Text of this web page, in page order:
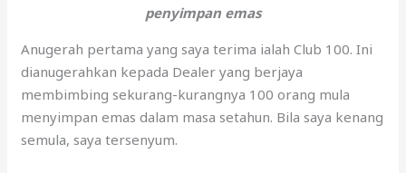
penyimpan emas
Anugerah pertama yang saya terima ialah Club 100. Ini
dianugerahkan kepada Dealer yang berjaya
membimbing sekurang-kurangnya 100 orang mula
menyimpan emas dalam masa setahun. Bila saya kenang
semula, saya tersenyum.